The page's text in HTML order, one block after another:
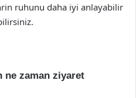
ruhunu daha iyi anlayabilir
ne zaman ziyaret